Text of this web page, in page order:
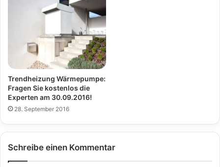
Trendheizung Wärmepumpe:
Fragen Sie kostenlos die
Experten am 30.09.2016!
28. September 2016
Schreibe einen Kommentar